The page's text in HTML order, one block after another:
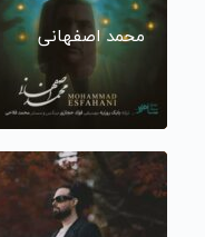
محمد اصفهانی